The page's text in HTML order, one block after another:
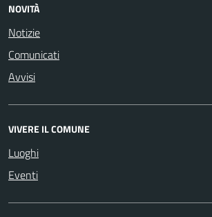
NOVITÀ
Notizie
Comunicati
Avvisi
VIVERE IL COMUNE
Luoghi
Eventi